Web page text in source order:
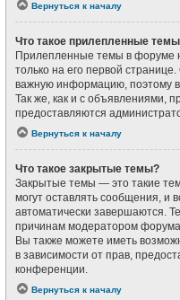
Вернуться к началу
Что такое прилепленные
Прилепленные темы в форуме
только на его первой
важную информацию, поэтому
Так же, как и с объявлениями,
предоставляются
Вернуться к началу
Что такое закрытые темы?
Закрытые темы — это такие
могут оставлять сообщения, и
автоматически завершаются.
причинам модератором
Вы также можете иметь
в зависимости от прав,
конференции.
Вернуться к началу